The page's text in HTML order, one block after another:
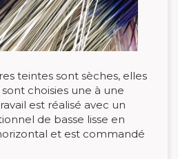
teintes sont sèches, elles
choisies une à une
est réalisé avec un
de basse lisse en
et est commandé